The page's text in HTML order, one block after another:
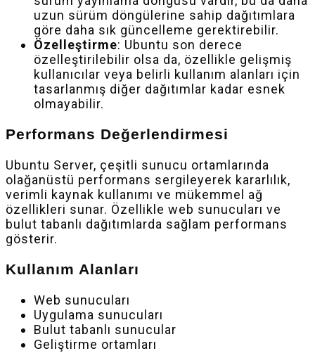
uzun sürüm döngülerine sahip dağıtımlara
göre daha sık güncelleme gerektirebilir.
Özelleştirme: Ubuntu son derece
özelleştirilebilir olsa da, özellikle gelişmiş
kullanıcılar veya belirli kullanım alanları için
tasarlanmış diğer dağıtımlar kadar esnek
olmayabilir.
Performans Değerlendirmesi
Ubuntu Server, çeşitli sunucu ortamlarında
olağanüstü performans sergileyerek kararlılık,
verimli kaynak kullanımı ve mükemmel ağ
özellikleri sunar. Özellikle web sunucuları ve
bulut tabanlı dağıtımlarda sağlam performans
gösterir.
Kullanım Alanları
Web sunucuları
Uygulama sunucuları
Bulut tabanlı sunucular
Geliştirme ortamları